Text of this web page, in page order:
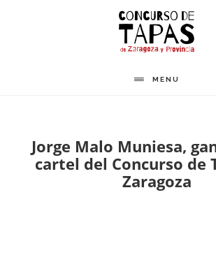
MENU
Jorge Malo Muniesa,
cartel del Concurso de
Zaragoza